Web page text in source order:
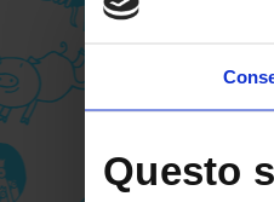
Questo